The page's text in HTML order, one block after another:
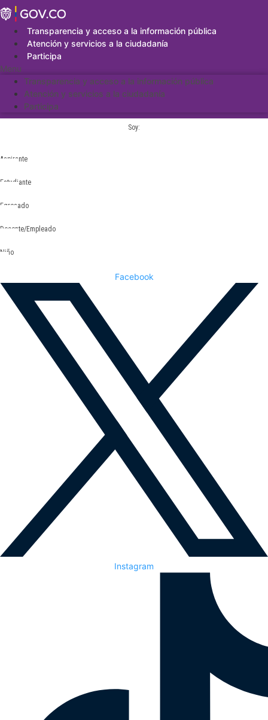
Saltar
al
contenidoTransparencia y acceso a la información pública
Atención y servicios a la ciudadanía
Participa
Menu
Transparencia y acceso a la información pública
Atención y servicios a la ciudadanía
Participa
Soy:
Aspirante
Estudiante
Egresado
Docente/Empleado
Niño
Facebook
Instagram